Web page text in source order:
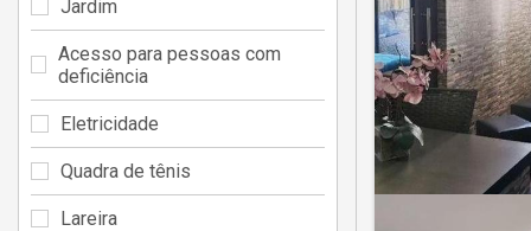
Jardim
Acesso para pessoas com
deficiência
Eletricidade
Quadra de tênis
Lareira